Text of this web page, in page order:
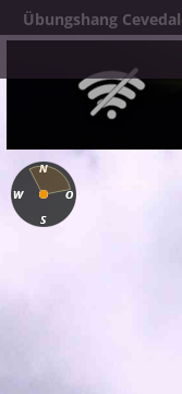
Übungshang
Panorama Madritsch